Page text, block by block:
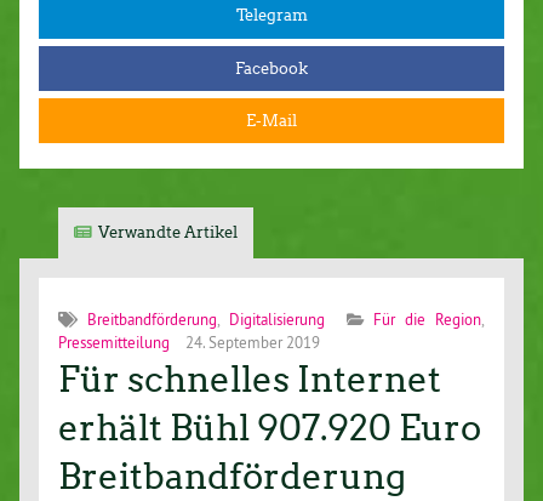
Telegram
Facebook
E-Mail
Verwandte Artikel
Breitbandförderung Digitalisierung Für die Region
Pressemitteilung
24. September 2019
Für schnelles Internet
erhält Bühl 907.920 Euro
Breitbandförderung